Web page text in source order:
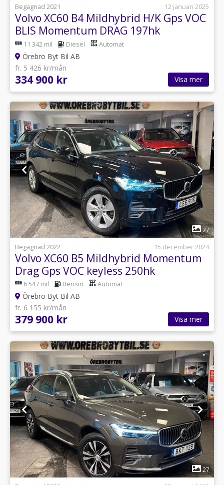
Begagnad 2021
12 januari 2025
Volvo XC60 B4 Mildhybrid H/K Gps VOC
BLIS Momentum DRAG 197hk
11 342 mil Diesel Automat
Örebro Byt Bil AB
fr. 5 426 kr/mån
334 900 kr Visa mer
1
27
Begagnad 2022
15 december 2024
Volvo XC60 B5 Mildhybrid Momentum
Drag Gps VOC keyless 250hk
6 547 mil Bensin Automat
Örebro Byt Bil AB
fr. 6 155 kr/mån
379 900 kr Visa mer
1
27